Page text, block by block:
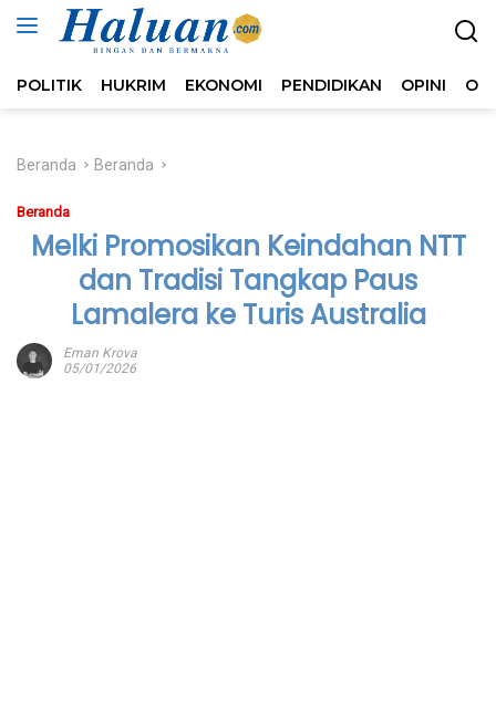
Langsung
POLITIK HUKRIM EKONOMI PENDIDIKAN OPINI
Beranda Beranda
Beranda
Melki Promosikan Keindahan NTT
dan Tradisi Tangkap Paus
Lamalera ke Turis Australia
Eman Krova
05/01/2026